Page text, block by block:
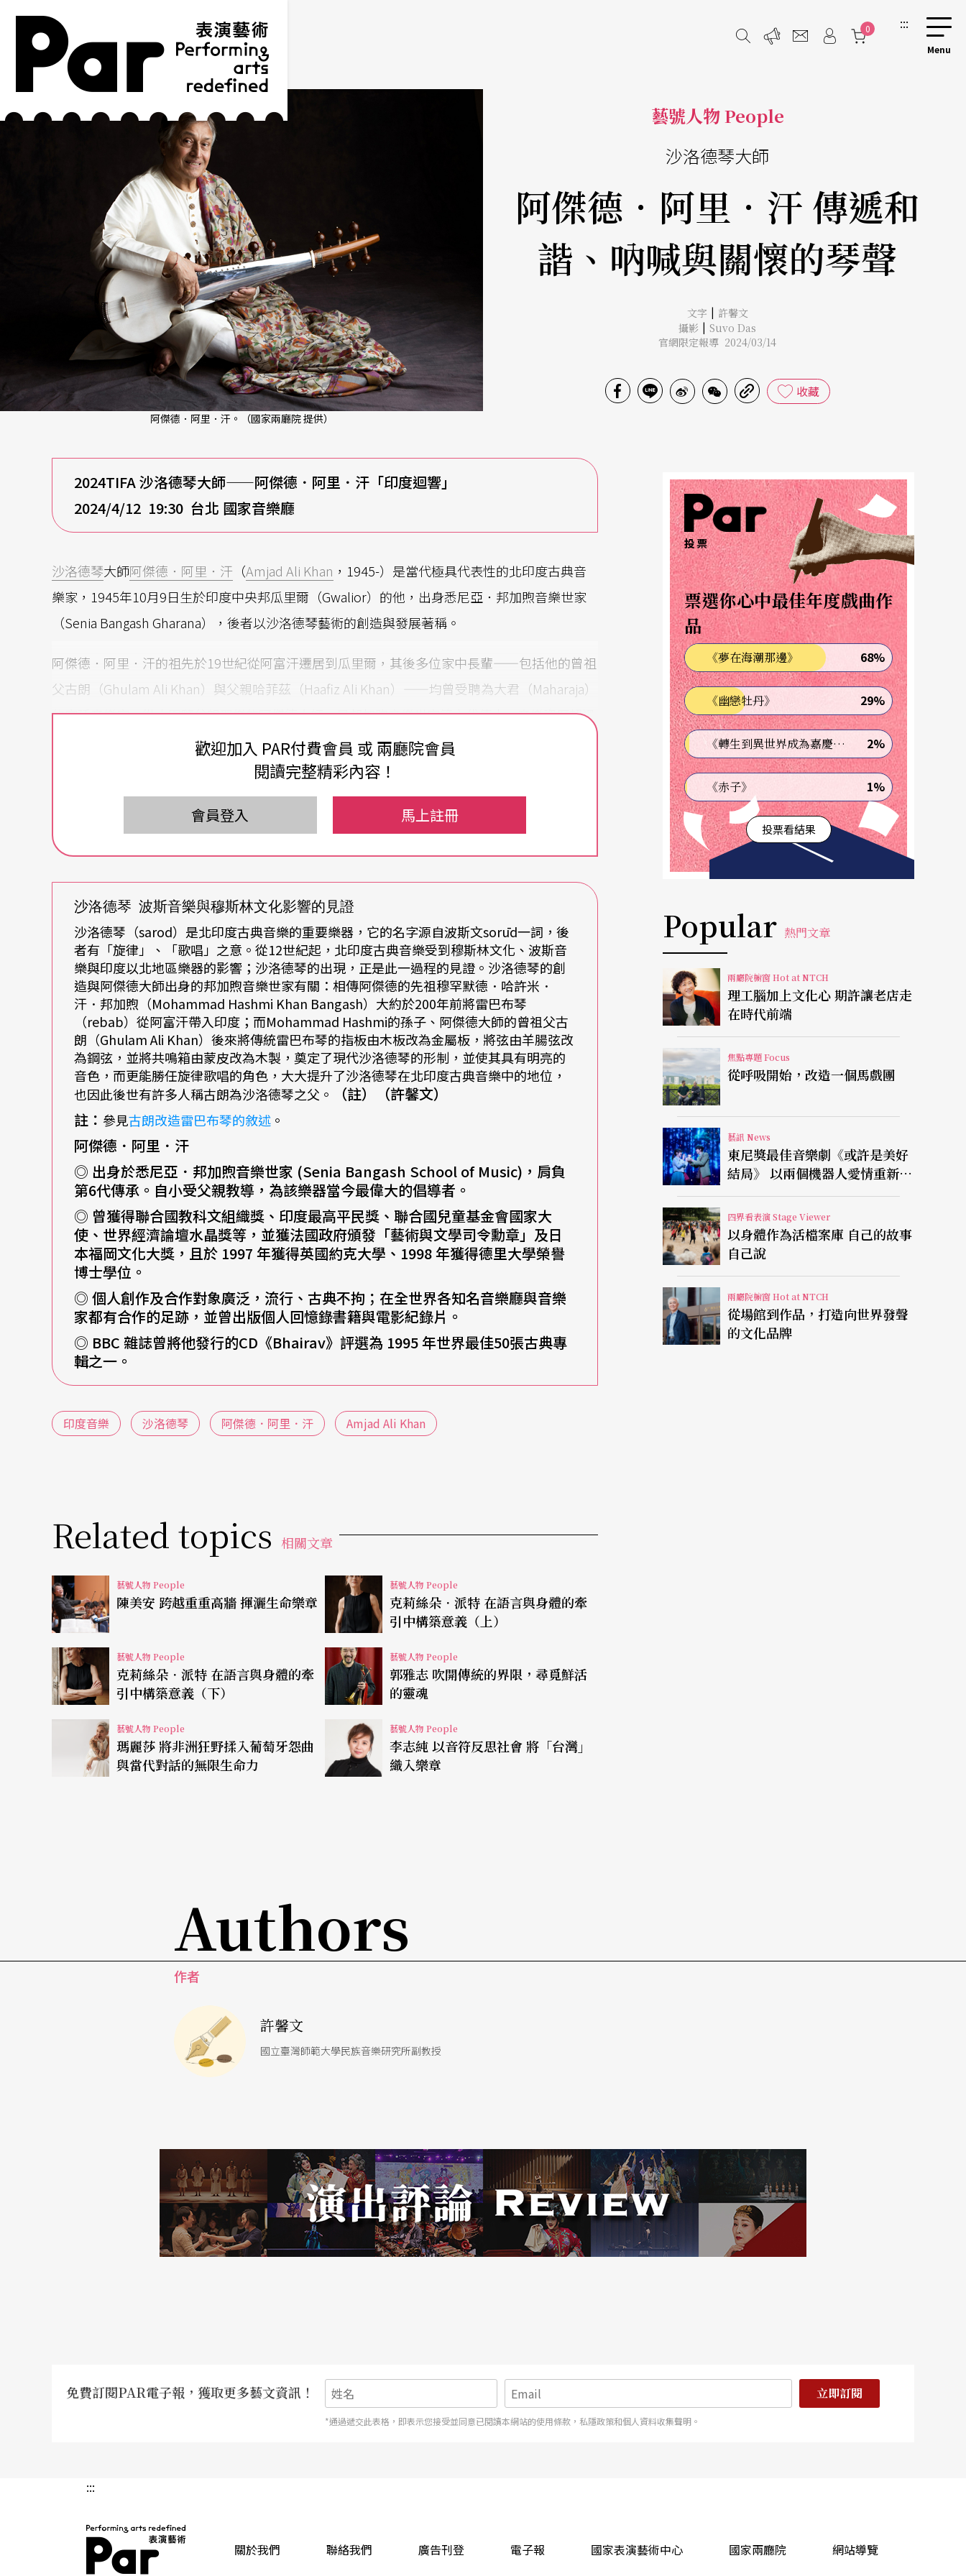
跳到主要內容區塊
網站導覽
0 :::
阿傑德．阿里．汗。（國家兩廳院 提供）
藝號人物 People
沙洛德琴大師
阿傑德．阿里．汗 傳遞和
諧、吶喊與關懷的琴聲
文字 | 許馨文
攝影 | Suvo Das
官網限定報導 2024/03/14
收藏
2024TIFA沙洛德琴大師——阿傑德．阿里．汗「印度迴響」
2024/4/12 19:30 台北 國家音樂廳
沙洛德琴大師阿傑德．阿里．汗 （Amjad Ali Khan ，1945-）是當代極具代表性的北印度古典音
樂家，1945年10月9日生於印度中央邦瓜里爾（Gwalior）的他，出身悉尼亞．邦加煦音樂世家
（Senia Bangash Gharana），後者以沙洛德琴藝術的創造與發展著稱。
阿傑德．阿里．汗的祖先於19世紀從阿富汗遷居到瓜里爾，其後多位家中長輩——包括他的曾祖
父古朗（Ghulam Ali Khan）與父親哈菲茲（Haafiz Ali Khan）——均曾受聘為大君（Maharaja）
的宮廷音樂家。從小跟隨父親習樂的阿傑德大師，是邦加煦音樂世家第六代傳人，音樂資歷超過
半世紀，早從1960年代之初，他便受邀至各國演出，並開始發行唱片。承接家族榮光的阿傑德，
巡迴演出之餘也致力傳承，在他的教導下，兒子阿曼（Amaan Ali Bangash）與阿亞安（Ayaan A
li Bangash）亦成為沙洛德琴演奏者，並已成為國際矚目的新生代藝術家；阿亞安的兩名兒子阿
貝爾（Abeer Ali Bangash）與左哈安（Zohaan Ali Bangash）也開始向祖父學習，並已透過視訊
初試啼聲。本次2024TIFA的專場音樂會，將由阿傑德、阿曼、阿亞安父子3人連袂演出。
2024年1月24日傍晚，筆者在《PAR表演藝術》雜誌安排下透過視訊，專訪人在印度的阿傑德大
師。在一小時的訪談中，他親切地與我們分享了他半世紀多的習樂與演奏生涯、音樂理念及欣賞
沙洛德琴音樂之道。以下內容主要來自當天訪談，部分參考自有關大師生平的資料及其過去的談
話。
歡迎加入 PAR付費會員 或 兩廳院會員
閱讀完整精彩內容！
會員登入 馬上註冊
沙洛德琴 波斯音樂與穆斯林文化影響的見證
沙洛德琴（sarod）是北印度古典音樂的重要樂器，它的名字源自波斯文sorūd一詞，後
者有「旋律」、「歌唱」之意。從12世紀起，北印度古典音樂受到穆斯林文化、波斯音
樂與印度以北地區樂器的影響；沙洛德琴的出現，正是此一過程的見證。沙洛德琴的創
造與阿傑德大師出身的邦加煦音樂世家有關：相傳阿傑德的先祖穆罕默德．哈許米．
汗．邦加煦（Mohammad Hashmi Khan Bangash）大約於200年前將雷巴布琴
（rebab）從阿富汗帶入印度；而Mohammad Hashmi的孫子、阿傑德大師的曾祖父古
朗（Ghulam Ali Khan）後來將傳統雷巴布琴的指板由木板改為金屬板，將弦由羊腸弦改
為鋼弦，並將共鳴箱由蒙皮改為木製，奠定了現代沙洛德琴的形制，並使其具有明亮的
音色，而更能勝任旋律歌唱的角色，大大提升了沙洛德琴在北印度古典音樂中的地位，
也因此後世有許多人稱古朗為沙洛德琴之父。
（註）（許馨文）
註： 參見古朗改造雷巴布琴的敘述 。
阿傑德．阿里．汗
◎ 出身於悉尼亞．邦加煦音樂世家 (Senia Bangash School of Music)，肩負
第6代傳承。自小受父親教導，為該樂器當今最偉大的倡導者。
◎ 曾獲得聯合國教科文組織獎、印度最高平民獎、聯合國兒童基金會國家大
使、世界經濟論壇水晶獎等，並獲法國政府頒發「藝術與文學司令勳章」及日
本福岡文化大獎，且於 1997 年獲得英國約克大學、1998 年獲得德里大學榮譽
博士學位。
◎ 個人創作及合作對象廣泛，流行、古典不拘；在全世界各知名音樂廳與音樂
家都有合作的足跡，並曾出版個人回憶錄書籍與電影紀錄片。
◎ BBC 雜誌曾將他發行的CD《Bhairav》評選為 1995 年世界最佳50張古典專
輯之一。
印度音樂 沙洛德琴 阿傑德．阿里．汗 Amjad Ali Khan
Related topics 相關文章
藝號人物 People
陳美安 跨越重重高牆 揮灑生命樂章
藝號人物 People
克莉絲朵．派特 在語言與身體的牽
引中構築意義（上）
藝號人物 People
克莉絲朵．派特 在語言與身體的牽
引中構築意義（下）
藝號人物 People
郭雅志 吹開傳統的界限，尋覓鮮活
的靈魂
藝號人物 People
瑪麗莎 將非洲狂野揉入葡萄牙怨曲
與當代對話的無限生命力
藝號人物 People
李志純 以音符反思社會 將「台灣」
織入樂章
投票
票選你心中最佳年度戲曲作
品
《夢在海潮那邊》 68%
《幽戀牡丹》 29%
《轉生到異世界成為嘉慶君—發現我的祖先是詐騙集團!?》 2%
《赤子》 1%
投票看結果
Popular 熱門文章
兩廳院櫥窗 Hot at NTCH
理工腦加上文化心 期許讓老店走
在時代前端
焦點專題 Focus
從呼吸開始，改造一個馬戲團
藝訊 News
東尼獎最佳音樂劇《或許是美好
結局》 以兩個機器人愛情重新凝
視有限人生
四界看表演 Stage Viewer
以身體作為活檔案庫 自己的故事
自己說
兩廳院櫥窗 Hot at NTCH
從場館到作品，打造向世界發聲
的文化品牌
Authors
作者
許馨文
國立臺灣師範大學民族音樂研究所副教授
免費訂閱PAR電子報，獲取更多藝文資訊！ 立即訂閱
*通過遞交此表格，即表示您接受並同意已閱讀本網站的使用條款，私隱政策和個人資料收集聲明。
:::
關於我們 聯絡我們 廣告刊登 電子報 國家表演藝術中心 國家兩廳院 網站導覽